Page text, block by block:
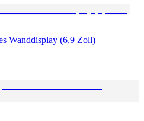
Wanddisplay (6,9 Zoll)